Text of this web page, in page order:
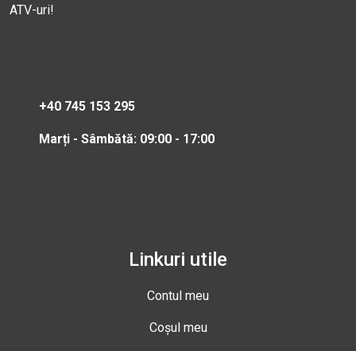
ATV-uri!
+40 745 153 295
Marți - Sâmbătă: 09:00 - 17:00
Linkuri utile
Contul meu
Coșul meu